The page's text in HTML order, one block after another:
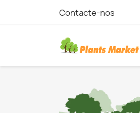
Contacte-nos